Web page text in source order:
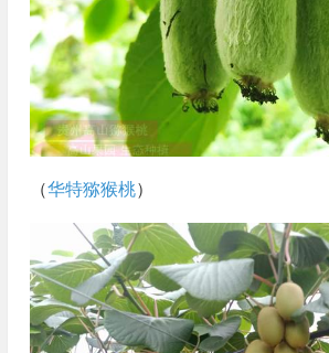
（华特猕猴桃）